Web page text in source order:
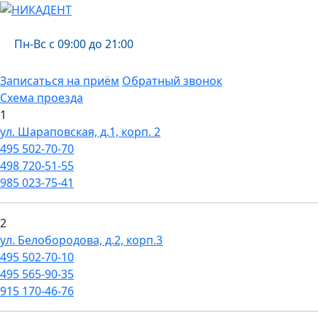
Пн-Вс с 09:00 до 21:00
Записаться на приём Обратный звонок
Схема проезда
1
ул. Шараповская, д.1, корп. 2
495 502-70-70
498720-51-55
985023-75-41
2
ул. Белобородова, д.2, корп.3
495 502-70-10
495 565-90-35
915 170-46-76